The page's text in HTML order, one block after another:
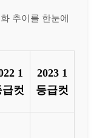
추이를 한눈에
1
급컷
2023 1
등급컷